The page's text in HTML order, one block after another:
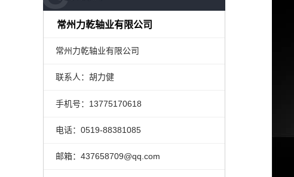
常州力乾轴业有限公司
常州力乾轴业有限公司
联系人：胡力健
手机号：13775170618
电话：0519-88381085
邮箱：437658709@qq.com